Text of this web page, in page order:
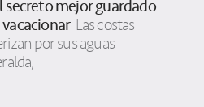
secreto mejor guardado
Las costas
por sus aguas